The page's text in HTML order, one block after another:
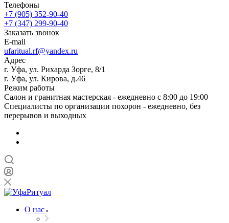
Телефоны
+7 (905) 352-90-40
+7 (347) 299-90-40
Заказать звонок
E-mail
ufaritual.rf@yandex.ru
Адрес
г. Уфа, ул. Рихарда Зорге, 8/1
г. Уфа, ул. Кирова, д.46
Режим работы
Салон и гранитная мастерская - ежедневно с 8:00 до 19:00
Специалисты по организации похорон - ежедневно, без
перерывов и выходных
О нас